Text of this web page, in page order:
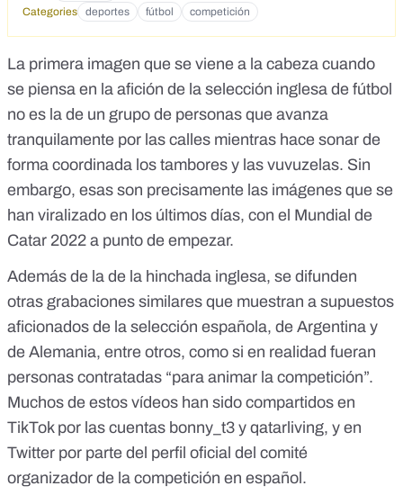
Categories
deportes fútbol competición
La primera imagen que se viene a la cabeza cuando
se piensa en la afición de la selección inglesa de fútbol
no es la de un grupo de personas que avanza
tranquilamente por las calles mientras hace sonar de
forma coordinada los tambores y las vuvuzelas. Sin
embargo, esas son precisamente las imágenes que se
han viralizado en los últimos días, con el Mundial de
Catar 2022 a punto de empezar.
Además de la de la hinchada inglesa, se difunden
otras grabaciones similares que muestran a supuestos
aficionados de la selección española, de Argentina y
de Alemania, entre otros, como si en realidad fueran
personas contratadas “para animar la competición”.
Muchos de estos vídeos han sido compartidos en
TikTok por las cuentas bonny_t3 y qatarliving, y en
Twitter por parte del perfil oficial del comité
organizador de la competición en español.